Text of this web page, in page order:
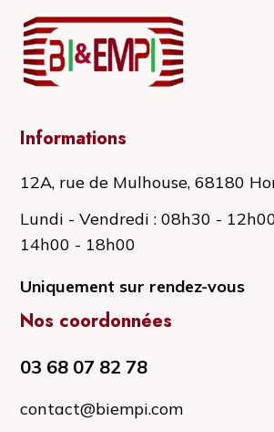
Informations
12A, rue de Mulhouse, 68180
Lundi - Vendredi : 08h30 -
14h00 - 18h00
Uniquement sur rendez-vous
Nos coordonnées
03 68 07 82 78
contact@biempi.com